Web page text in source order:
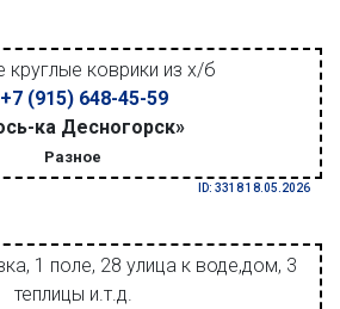
круглые коврики из х/б
(915) 648-45-59
ка Десногорск»
Разное
ID: 3318 18.05.2026
1 поле, 28 улица к воде,дом, 3
теплицы и.т.д.